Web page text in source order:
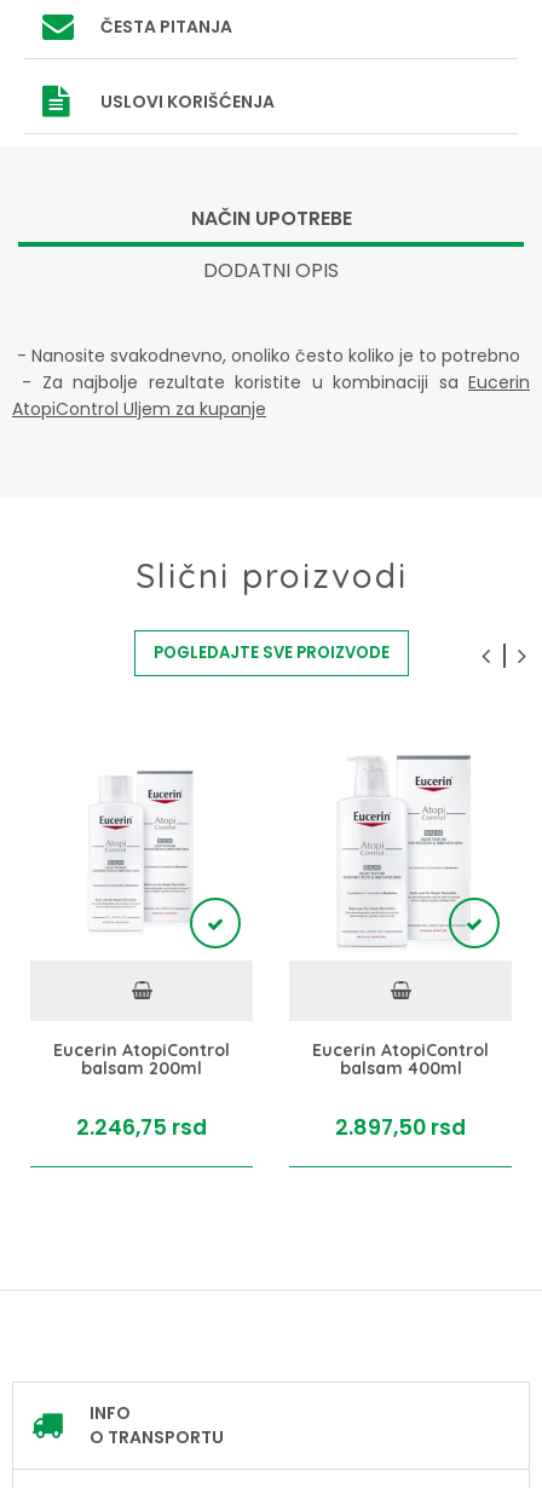
ČESTA PITANJA
USLOVI KORIŠĆENJA
NAČIN UPOTREBE
DODATNI OPIS
- Nanosite svakodnevno, onoliko često koliko je to potrebno
- Za najbolje rezultate koristite u kombinaciji sa Eucerin
AtopiControl Uljem za kupanje
Slični proizvodi
POGLEDAJTE SVE PROIZVODE
Eucerin AtopiControl
balsam 200ml
2.246,75 rsd
Eucerin AtopiControl
balsam 400ml
2.897,50 rsd
INFO
O TRANSPORTU